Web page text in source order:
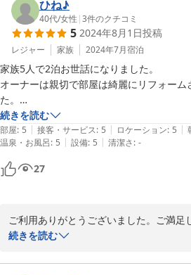
2024-08-21
ひね♪
40代/女性 |3件のクチコミ
5 2024年8月1日投稿
レジャー 家族 2024年7月宿泊
家族5人で2泊お世話になりました。
オーナーは親切で部屋は綺麗にリフォー
た。
バスタオルやタオルも沢山用意して下さっ
洗濯機（洗剤と柔軟剤あり）乾燥機（乾太
濯をせずに済み大変助かりました。
スーパーも徒歩ですぐあり便利でした。（
た）また串本に行く機会があれば是非利用
続きを読む
部屋: 5 | 接客・サービス: 5 | ロケーション: 5 |
温泉・お風呂: 5 | 設備: 5 | 清潔さ: -
27
ご利用ありがとうございました。ご満足
用意している備品もお役にたったようで
続きを読む